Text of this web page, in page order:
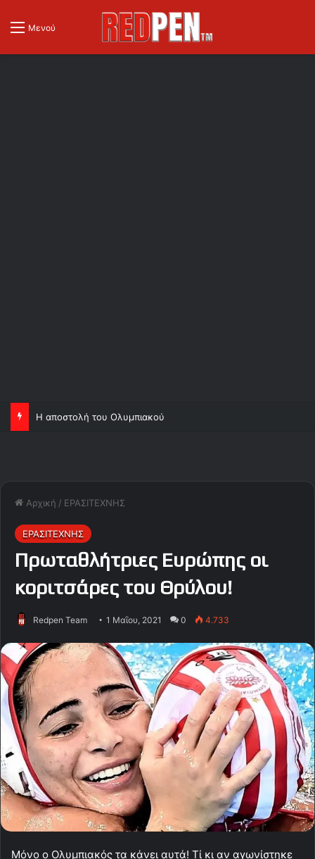
Μενού
Η αποστολή του Ολυμπιακού
Αρχική / ΕΡΑΣΙΤΕΧΝΗΣ
ΕΡΑΣΙΤΕΧΝΗΣ
Πρωταθλήτριες Ευρώπης οι
κοριτσάρες του Θρύλου!
Redpen Team 1 Μαΐου, 2021 0 4.733
Μόνο ο Ολυμπιακός τα κάνει αυτά! Τί κι αν αγωνίστηκε